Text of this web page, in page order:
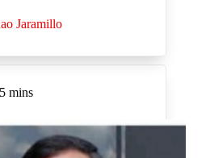
Jaramillo
5 mins